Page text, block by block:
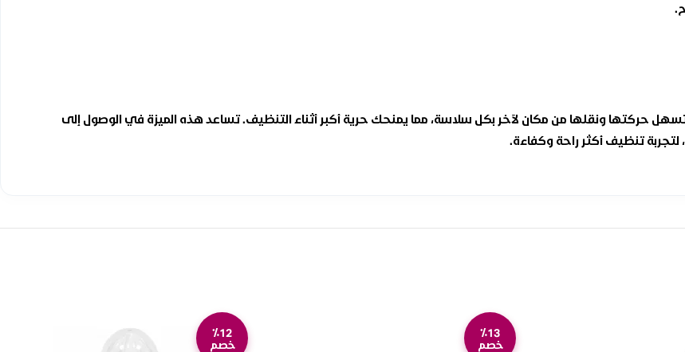
وات مزودة بعجلات عملية تسهل حركتها ونقلها من مكان لآخر بكل سلاسة، مما يمنحك حرية أكبر أثناء التنظيف. تساعد هذه الميزة في الوصول إلى
لتجربة تنظيف أكثر راحة وكفاءة.
٪13
خصم
٪12
خصم